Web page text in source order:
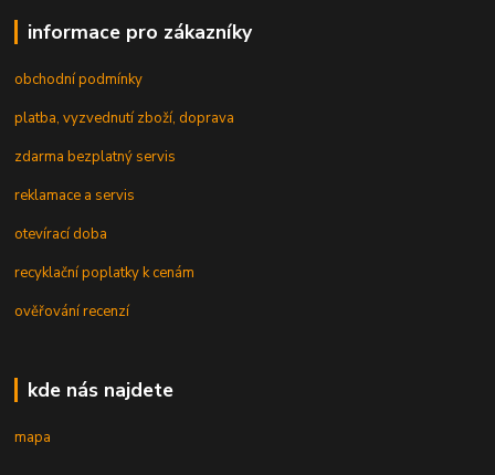
informace pro zákazníky
obchodní podmínky
platba, vyzvednutí zboží, doprava
zdarma bezplatný servis
reklamace a servis
otevírací doba
recyklační poplatky k cenám
ověřování recenzí
kde nás najdete
mapa